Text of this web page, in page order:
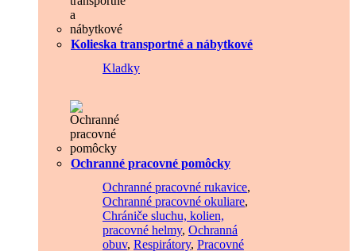
Kolieska transportné a nábytkové
Kladky
Ochranné pracovné pomôcky
Ochranné pracovné rukavice,
Ochranné pracovné okuliare,
Chrániče sluchu, kolien,
pracovné helmy, Ochranná
obuv, Respirátory, Pracovné